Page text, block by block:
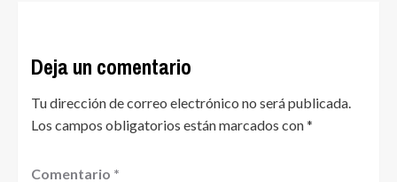
Deja un comentario
Tu dirección de correo electrónico no será publicada.
Los campos obligatorios están marcados con*
Comentario *